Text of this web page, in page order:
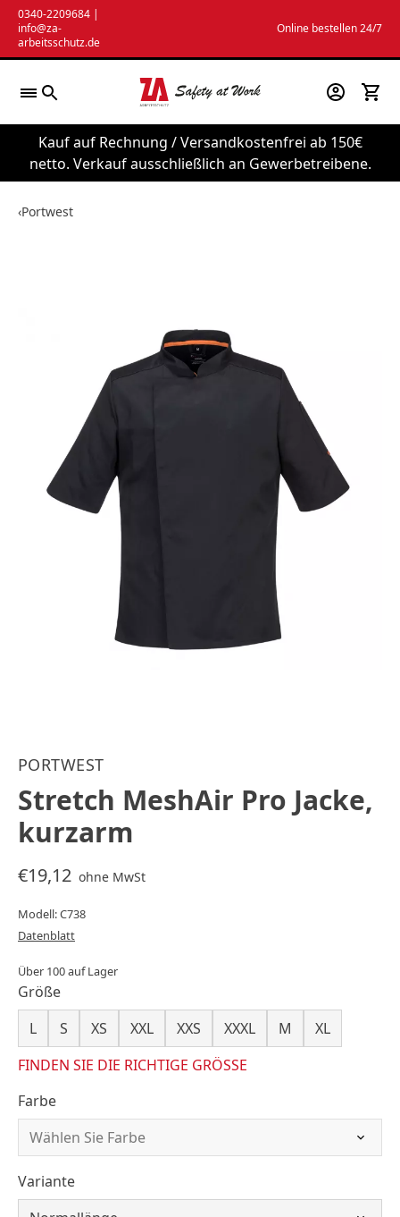
Zum
Inhalt
springen
0340-2209684 |
info@za-
arbeitsschutz.de
Online bestellen 24/7
Kauf auf Rechnung / Versandkostenfrei ab 150€
netto. Verkauf ausschließlich an Gewerbetreibene.
‹Portwest
PORTWEST
Stretch MeshAir Pro Jacke,
kurzarm
€19,12 ohne MwSt
Modell: C738
Datenblatt
Über 100 auf Lager
Größe
L
S XS XXL XXS XXXL M
XL
FINDEN SIE DIE RICHTIGE GRÖSSE
Farbe
Variante